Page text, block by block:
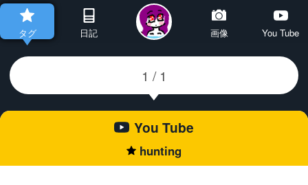
タグ 日記 画像 You Tube
You Tube
hunting